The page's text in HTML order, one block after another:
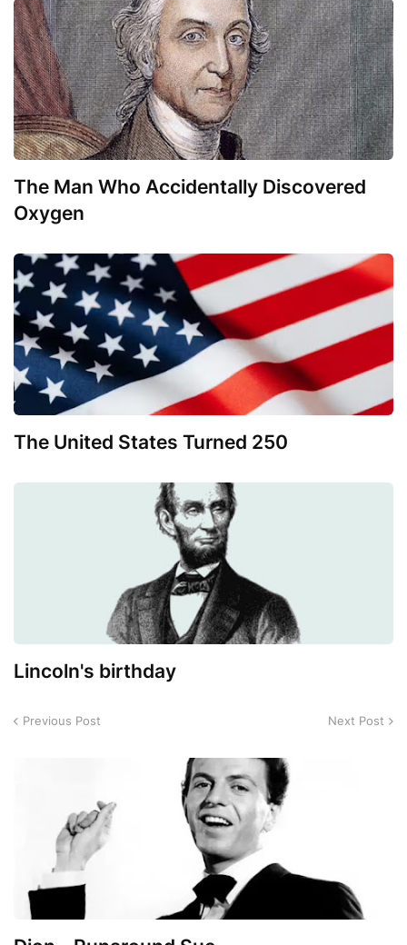
The Man Who Accidentally Discovered
Oxygen
The United States Turned 250
Lincoln's birthday
Previous Post Next Post